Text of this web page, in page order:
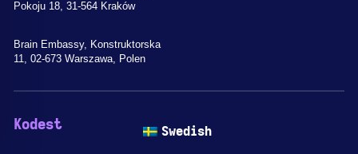
Pokoju 18, 31-564 Kraków
Brain Embassy, Konstruktorska
11, 02-673 Warszawa, Polen
Kodest Swedish